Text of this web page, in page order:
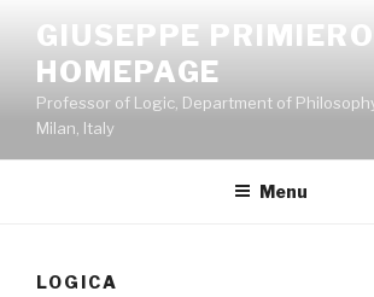
content
GIUSEPPE PRIMIERO
HOMEPAGE
Professor of Logic, Department of
Milan, Italy
Menu
LOGICA